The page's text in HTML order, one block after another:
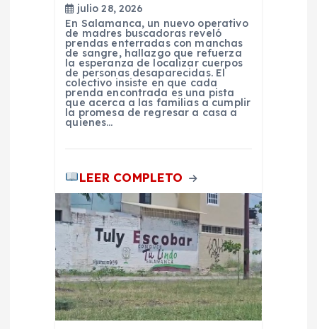
julio 28, 2026
En Salamanca, un nuevo operativo
de madres buscadoras reveló
prendas enterradas con manchas
de sangre, hallazgo que refuerza
la esperanza de localizar cuerpos
de personas desaparecidas. El
colectivo insiste en que cada
prenda encontrada es una pista
que acerca a las familias a cumplir
la promesa de regresar a casa a
quienes…
LEER COMPLETO